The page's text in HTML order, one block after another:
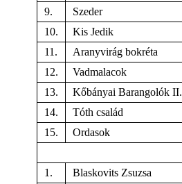
9.
Szeder
10.
Kis Jedik
11.
Aranyvirág bokréta
12.
Vadmalacok
13.
Kőbányai Barangolók II.
14.
Tóth család
15.
Ordasok
1.
Blaskovits Zsuzsa